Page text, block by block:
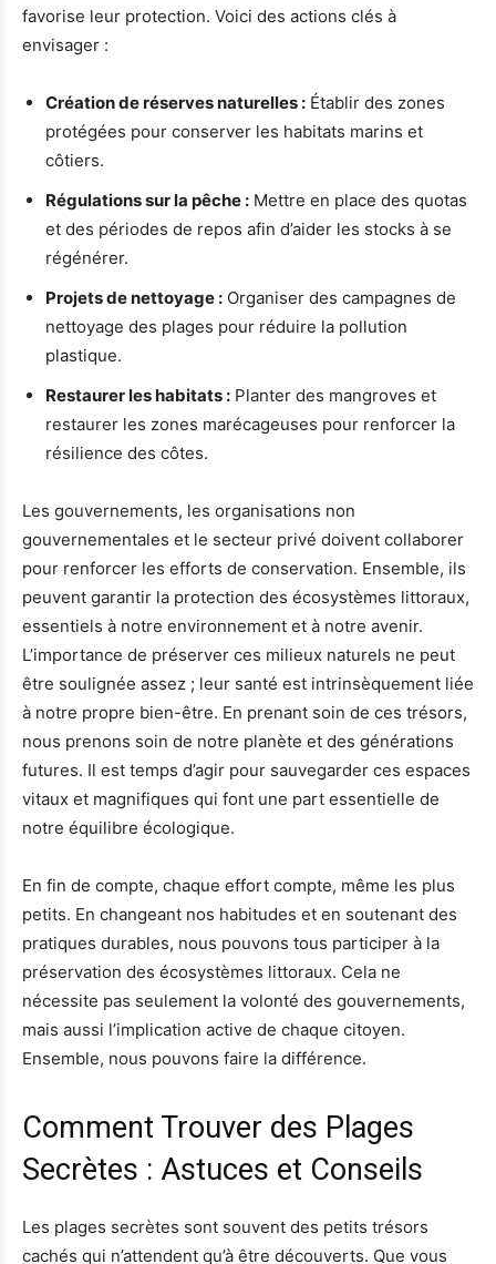
favorise leur protection. Voici des actions clés à
envisager :
Création de réserves naturelles : Établir des zones
protégées pour conserver les habitats marins et
côtiers.
Régulations sur la pêche : Mettre en place des quotas
et des périodes de repos afin d’aider les stocks à se
régénérer.
Projets de nettoyage : Organiser des campagnes de
nettoyage des plages pour réduire la pollution
plastique.
Restaurer les habitats : Planter des mangroves et
restaurer les zones marécageuses pour renforcer la
résilience des côtes.
Les gouvernements, les organisations non
gouvernementales et le secteur privé doivent collaborer
pour renforcer les efforts de conservation. Ensemble, ils
peuvent garantir la protection des écosystèmes littoraux,
essentiels à notre environnement et à notre avenir.
L’importance de préserver ces milieux naturels ne peut
être soulignée assez ; leur santé est intrinsèquement liée
à notre propre bien-être. En prenant soin de ces trésors,
nous prenons soin de notre planète et des générations
futures. Il est temps d’agir pour sauvegarder ces espaces
vitaux et magnifiques qui font une part essentielle de
notre équilibre écologique.
En fin de compte, chaque effort compte, même les plus
petits. En changeant nos habitudes et en soutenant des
pratiques durables, nous pouvons tous participer à la
préservation des écosystèmes littoraux. Cela ne
nécessite pas seulement la volonté des gouvernements,
mais aussi l’implication active de chaque citoyen.
Ensemble, nous pouvons faire la différence.
Comment Trouver des Plages
Secrètes : Astuces et Conseils
Les plages secrètes sont souvent des petits trésors
cachés qui n’attendent qu’à être découverts. Que vous